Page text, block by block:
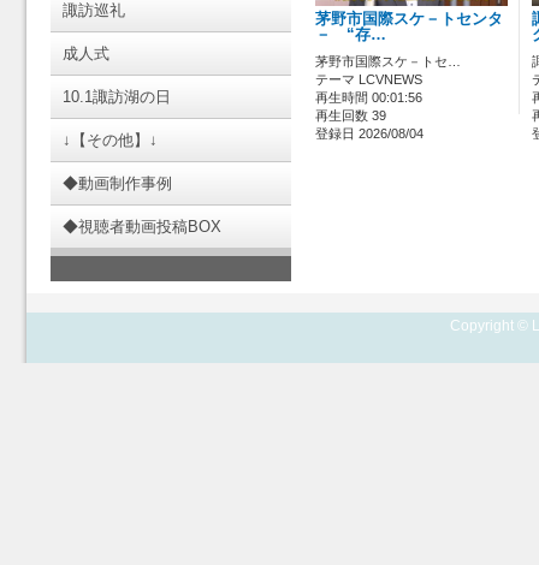
諏訪巡礼
成人式
10.1諏訪湖の日
↓【その他】↓
◆動画制作事例
◆視聴者動画投稿BOX
茅野市国際スケ－トセンタ
－ “存…
茅野市国際スケ－トセ…
テーマ LCVNEWS
再生時間 00:01:56
再生回数 39
登録日 2026/08/04
Copyright ©